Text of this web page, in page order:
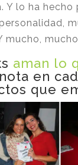
Y lo ha hecho
mucho,
aman lo
en
que